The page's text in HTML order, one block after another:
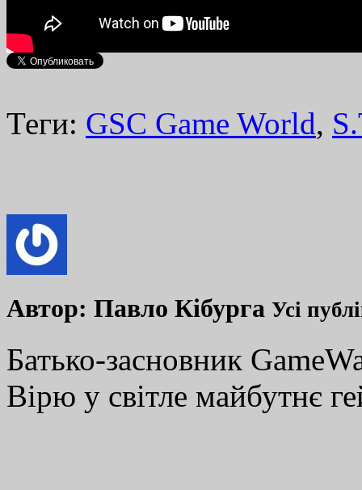
Теги: GSC Game World,
Автор: Павло Кібурга Усі
Батько-засновник
Вірю у світле майбутнє